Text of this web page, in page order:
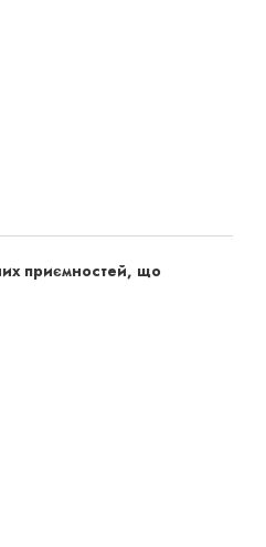
приємностей, що